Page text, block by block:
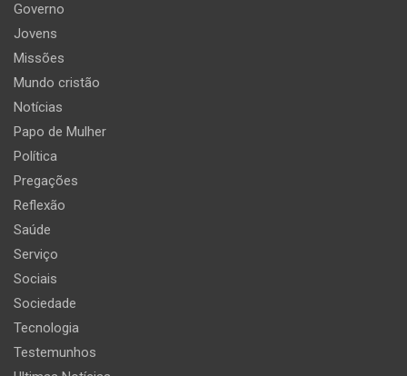
Governo
Jovens
Missões
Mundo cristão
Notícias
Papo de Mulher
Política
Pregações
Reflexão
Saúde
Serviço
Sociais
Sociedade
Tecnologia
Testemunhos